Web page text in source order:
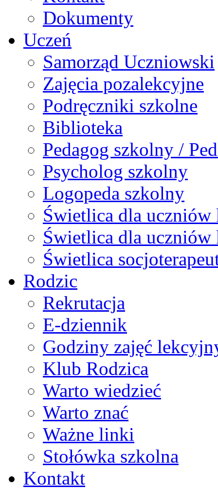
Dokumenty
Uczeń
Samorząd Uczniowski
Zajęcia pozalekcyjne
Podręczniki szkolne
Biblioteka
Pedagog szkolny /
Psycholog szkolny
Logopeda szkolny
Świetlica dla uczniów
Świetlica dla
Świetlica
Rodzic
Rekrutacja
E-dziennik
Godziny zajęć
Klub Rodzica
Warto wiedzieć
Warto znać
Ważne linki
Stołówka szkolna
Kontakt